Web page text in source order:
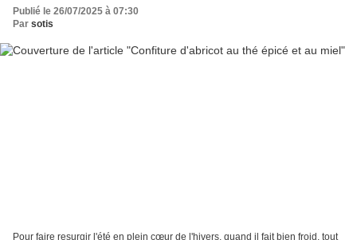
Publié le 26/07/2025 à 07:30
Par sotis
Pour faire resurgir l'été en plein cœur de l'hivers, quand il fait bien froid, tout